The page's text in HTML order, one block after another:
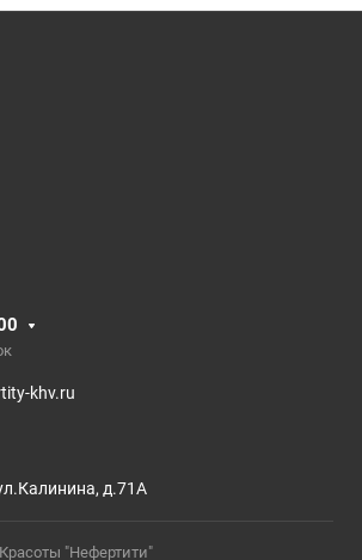
khv.ru
д.71А
"Нефертити"